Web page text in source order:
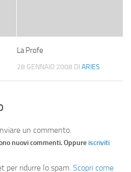
La Profe
28 GENNAIO 2008 DI ARIES
un commento.
nuovi commenti. Oppure iscriviti
per ridurre lo spam. Scopri come